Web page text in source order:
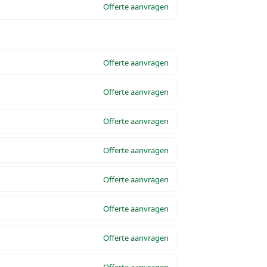
Offerte aanvragen
Offerte aanvragen
Offerte aanvragen
Offerte aanvragen
Offerte aanvragen
Offerte aanvragen
Offerte aanvragen
Offerte aanvragen